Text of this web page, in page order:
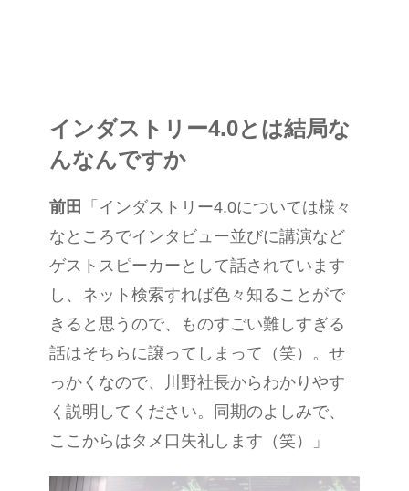
インダストリー4.0とは結局な
んなんですか
前田 「インダストリー4.0については様々
なところでインタビュー並びに講演など
ゲストスピーカーとして話されています
し、ネット検索すれば色々知ることがで
きると思うので、ものすごい難しすぎる
話はそちらに譲ってしまって（笑）
。 せ
っかくなので、川野社長からわかりやす
く説明してください。同期のよしみで、
ここからはタメ口失礼します（笑）」